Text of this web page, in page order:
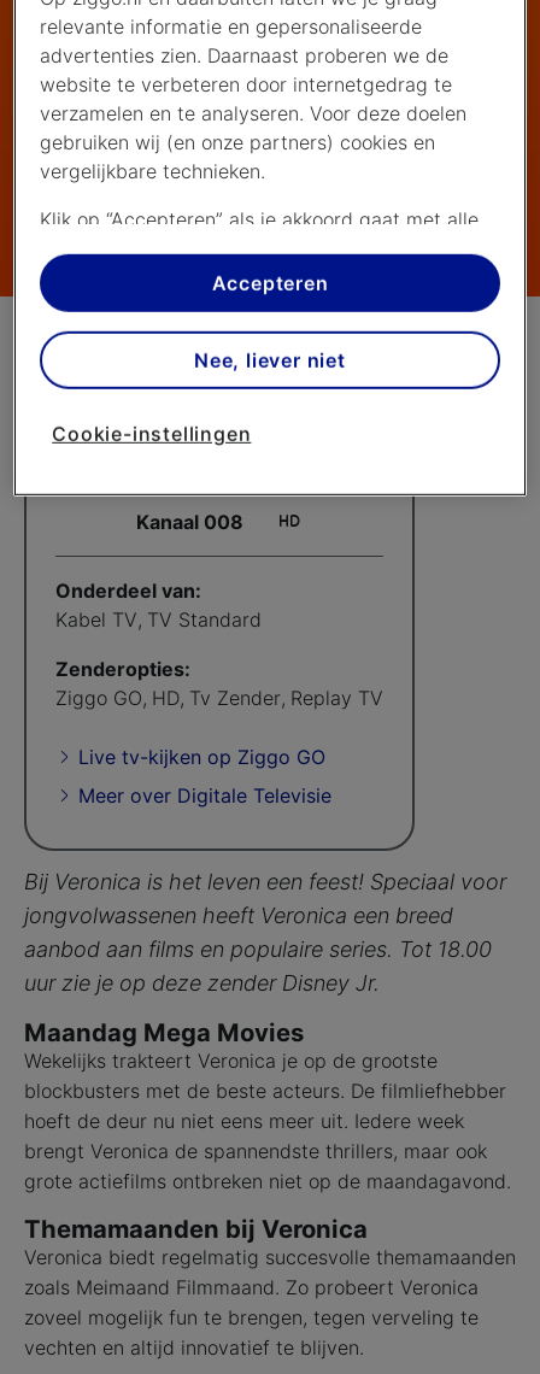
Bij Veronica is het leven een feest! Speciaal voor
jongvolwassenen heeft Veronica een breed
aanbod aan films en populaire series. Tot 18.00
uur zie je op deze zender Disney Jr.
Maandag Mega Movies
Wekelijks trakteert Veronica je op de grootste
blockbusters met de beste acteurs. De filmliefhebber
hoeft de deur nu niet eens meer uit. Iedere week
brengt Veronica de spannendste thrillers, maar ook
grote actiefilms ontbreken niet op de maandagavond.
Themamaanden bij Veronica
Veronica biedt regelmatig succesvolle themamaanden
zoals Meimaand Filmmaand. Zo probeert Veronica
zoveel mogelijk fun te brengen, tegen verveling te
vechten en altijd innovatief te blijven.
Kanaal 008
Onderdeel van:
Kabel TV, TV Standard
Zenderopties:
Ziggo GO, HD, Tv Zender, Replay TV
Live tv-kijken op Ziggo GO
Meer over Digitale Televisie
relevante informatie en gepersonaliseerde
advertenties zien. Daarnaast proberen we de
website te verbeteren door internetgedrag te
verzamelen en te analyseren. Voor deze doelen
gebruiken wij (en onze partners) cookies en
vergelijkbare technieken.
Klik op “Accepteren” als je akkoord gaat met alle
cookies. Kies je voor “Nee, liever niet”, dan
plaatsen we alleen strikt noodzakelijke cookies om
de website goed te laten werken. Dat betekent
dat we geen vormen van personalisatie
toepassen.
cookies worden geplaatst. Je kan je keuze altijd
privacy beleidlees je meer over hoe we omgaan
met jouw privacy.
Accepteren
Nee, liever niet
Cookie-instellingen